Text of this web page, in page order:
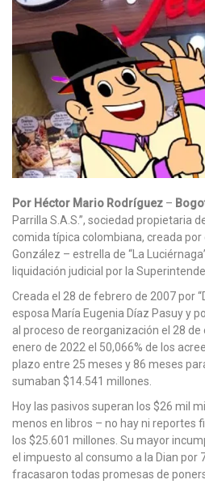
Por Héctor Mario Rodríguez –
Parrilla S.A.S.”, sociedad propietaria
comida típica colombiana, creada
González – estrella de “La
liquidación judicial por la
Creada el 28 de febrero de 2007 por
esposa María Eugenia Díaz Pasuy y
al proceso de reorganización el 28 de
enero de 2022 el 50,066% de los
plazo entre 25 meses y 86 meses
sumaban $14.541 millones.
Hoy las pasivos superan los $26 mil
menos en libros – no hay ni reportes
los $25.601 millones. Su mayor
el impuesto al consumo a la Dian por
fracasaron todas promesas de